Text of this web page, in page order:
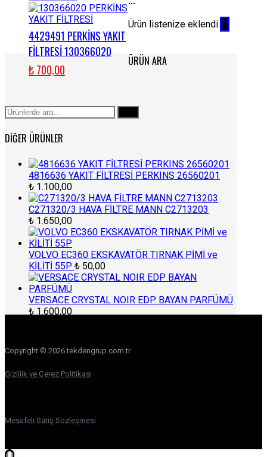
4429491 PERKİNS YAKIT
FİLTRESİ 130366020
₺700,00
Ürün listenize eklendi.
ÜRÜN ARA
Ara:
DIĞER ÜRÜNLER
4816636 YAKIT FİLTRESİ PERKINS 26560201
₺ 1.100,00
C271320/3 HAVA FİLTRE MANN C2713203
₺ 1.650,00
VOLVO EC360 EKSKAVATÖR TIRNAK PİMİ ve
KİLİTİ 55P ₺ 50,00
VERSACE CRYSTAL NOIR EDP BAYAN PARFÜMÜ
₺ 1.600,00
Copyright © 2026 tekdengrup.com.tr
Gizlilik ve Çerez Politikası
Mesafeli Satış Sözleşmesi